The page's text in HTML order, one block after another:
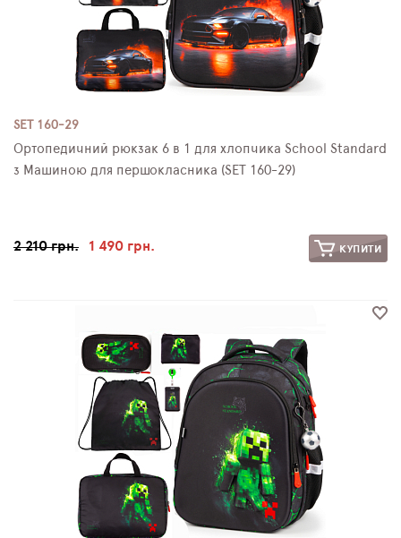
SET 160-29
Ортопедичний рюкзак 6 в 1 для хлопчика School Standard
з Машиною для першокласника (SET 160-29)
2 210 грн. 1 490 грн. КУПИТИ